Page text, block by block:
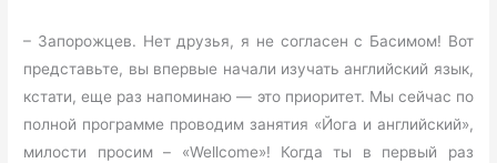
– Запорожцев. Нет друзья, я не согласен с Басимом! Вот
представьте, вы впервые начали изучать английский язык,
кстати, еще раз напоминаю — это приоритет. Мы сейчас по
полной программе проводим занятия «Йога и английский»,
милости просим – «Wellcome»! Когда ты в первый раз